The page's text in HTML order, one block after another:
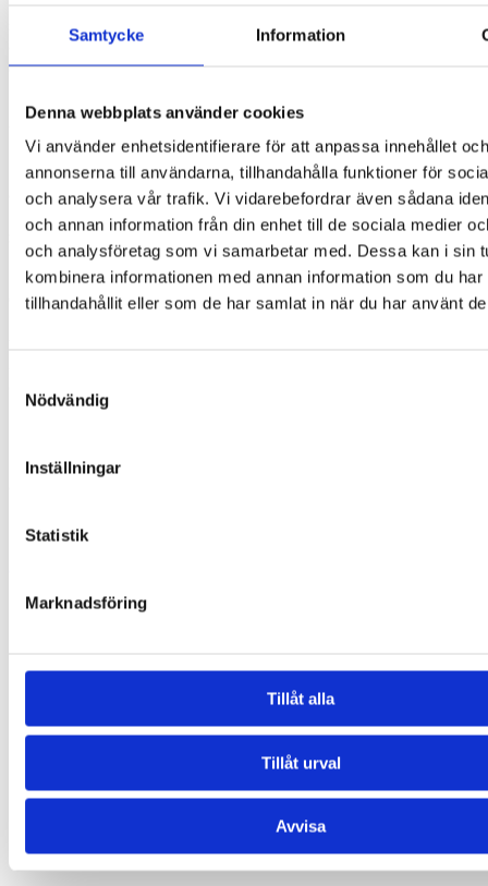
Samtycke Information
Denna webbplats använder cookies
Vi använder enhetsidentifierare för att anpassa innehållet och
annonserna till användarna, tillhandahålla funktioner för
och analysera vår trafik. Vi vidarebefordrar även sådana
och annan information från din enhet till de sociala medier
och analysföretag som vi samarbetar med. Dessa kan i sin
kombinera informationen med annan information som du har
tillhandahållit eller som de har samlat in när du har använt
Nödvändig
Inställningar
Statistik
Marknadsföring
Tillåt alla
Tillåt urval
Avvisa
skojigare för barn att bära glasögon om de får
dekorera glasögonen med olika, färgglada
glasögoncharms från My Blinx.
Den kan fästas på både barnglasögon och
% av alla barnglasögon. De sitter bäst på glasögon med
breda bågar snarare än smala bågar eftersom det finns
en risk att de snurrar runt glasögonskalmen på mycket
tunna bågar. Glasögonskalmen ska helst vara maximalt
8 mm bred. Om glasögonbågen är bredare än 8 mm kan
produkten fästas med medföljande resår.
Glasögoncharms från My Blinx kan användas för att
Produkten är inte avsedd för barn under 3 år eftersom
Letar du efter annat kul för dina glasögon?
Vikt 8 g